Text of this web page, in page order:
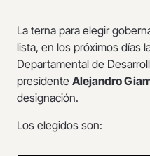
La terna para elegir
lista, en los próximos días
Departamental de
presidente Alejandro
designación.
Los elegidos son: